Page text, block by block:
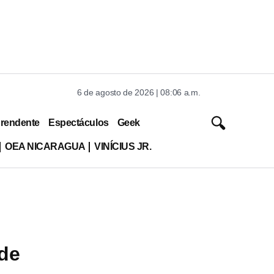
6 de agosto de 2026 | 08:06 a.m.
Espectáculos Geek
OEA NICARAGUA VINÍCIUS JR.